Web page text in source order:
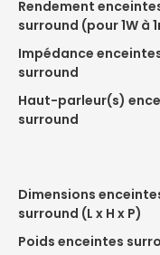
Rendement
surround (pour 1W à
Impédance
surround
Haut-parleur(s)
surround
Dimensions
surround (L x H x P)
Poids enceintes